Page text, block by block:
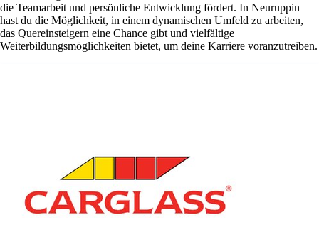
die Teamarbeit und persönliche Entwicklung fördert. In Neuruppin
hast du die Möglichkeit, in einem dynamischen Umfeld zu arbeiten,
das Quereinsteigern eine Chance gibt und vielfältige
Weiterbildungsmöglichkeiten bietet, um deine Karriere voranzutreiben.